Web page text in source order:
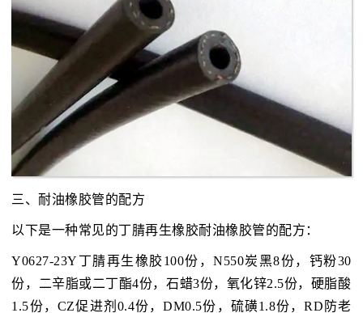
三、耐油橡胶管的配方
以下是一种常见的丁腈再生橡胶耐油橡胶管的配方：
Y0627-23Y丁腈再生橡胶100份，N550炭黑8份，钙粉30
份，二辛脂或二丁酯4份，石蜡3份，氧化锌2.5份，硬脂酸
1.5份，CZ促进剂0.4份，DM0.5份，硫磺1.8份，RD防老